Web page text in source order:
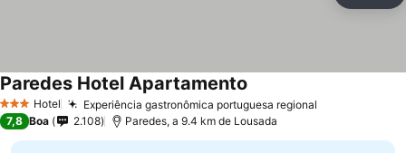
3 EstrelasHotel Experiência gastronômica portuguesa regional
Paredes Hotel Apartamento
7,8 Boa 2.108 Paredes, a 9.4 km de Lousada